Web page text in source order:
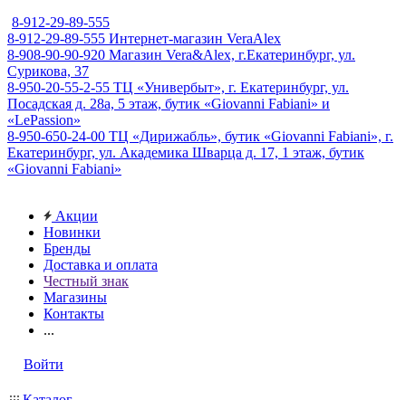
8-912-29-89-555
8-912-29-89-555 Интернет-магазин VeraAlex
8-908-90-90-920 Магазин Vera&Alex, г.Екатеринбург, ул.
Сурикова, 37
8-950-20-55-2-55 ТЦ «Универбыт», г. Екатеринбург, ул.
Посадская д. 28а, 5 этаж, бутик «Giovanni Fabiani» и
«LePassion»
8-950-650-24-00 ТЦ «Дирижабль», бутик «Giovanni Fabiani», г.
Екатеринбург, ул. Академика Шварца д. 17, 1 этаж, бутик
«Giovanni Fabiani»
Акции
Новинки
Бренды
Доставка и оплата
Честный знак
Магазины
Контакты
...
Войти